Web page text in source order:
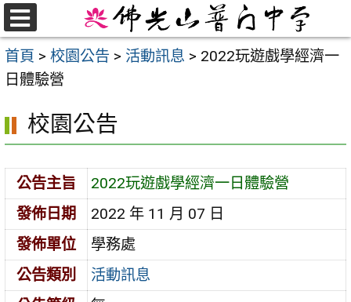
跳
至
主
要
首頁 > 校園公告 > 活動訊息 > 2022玩遊戲學經濟一
日體驗營
校園公告
公告主旨
2022玩遊戲學經濟一日體驗營
發佈日期
2022 年 11 月 07 日
發佈單位
學務處
公告類別
活動訊息
選
單